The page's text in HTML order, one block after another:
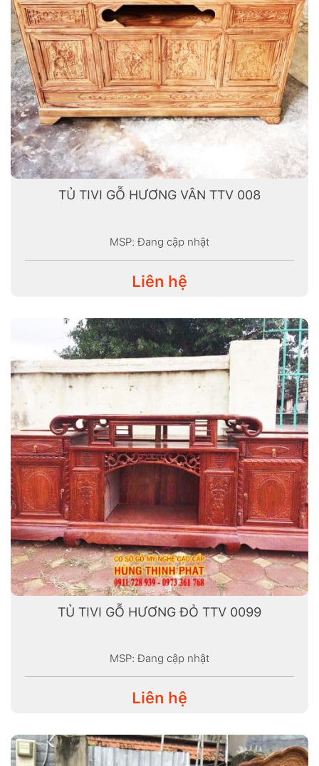
TỦ TIVI GỖ HƯƠNG VÂN TTV 008
MSP: Đang cập nhật
Liên hệ
TỦ TIVI GỖ HƯƠNG ĐỎ TTV 0099
MSP: Đang cập nhật
Liên hệ